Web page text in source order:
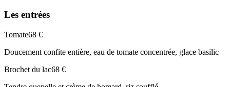
Les entrées
Tomate68 €
Doucement confite entière, eau de tomate concentrée, glace basilic
Brochet du lac68 €